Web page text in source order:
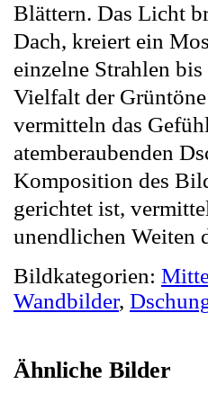
Blättern. Das Licht
Dach, kreiert ein
einzelne Strahlen
Vielfalt der
vermitteln das
atemberaubenden
Komposition des
gerichtet ist,
unendlichen Weiten
Bildkategorien:
Wandbilder,
Ähnliche Bilder